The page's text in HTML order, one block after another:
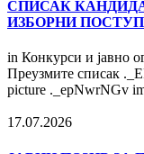
СПИСАК
ИЗБОРНИ
in Конкурси и јавно
Преузмите списак
picture ._epNwrNGv
17.07.2026